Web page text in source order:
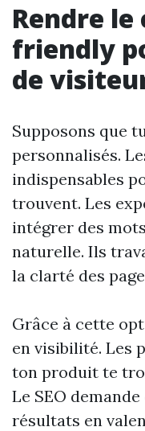
Rendre le
friendly
de
Supposons que
personnalisés.
indispensables
trouvent. Les
intégrer des
naturelle. Ils
la clarté des
Grâce à cette
en visibilité. Les
ton produit te
Le SEO
résultats en